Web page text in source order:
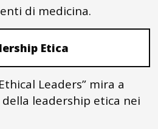
di medicina.
Etica
Leaders” mira a
leadership etica nei